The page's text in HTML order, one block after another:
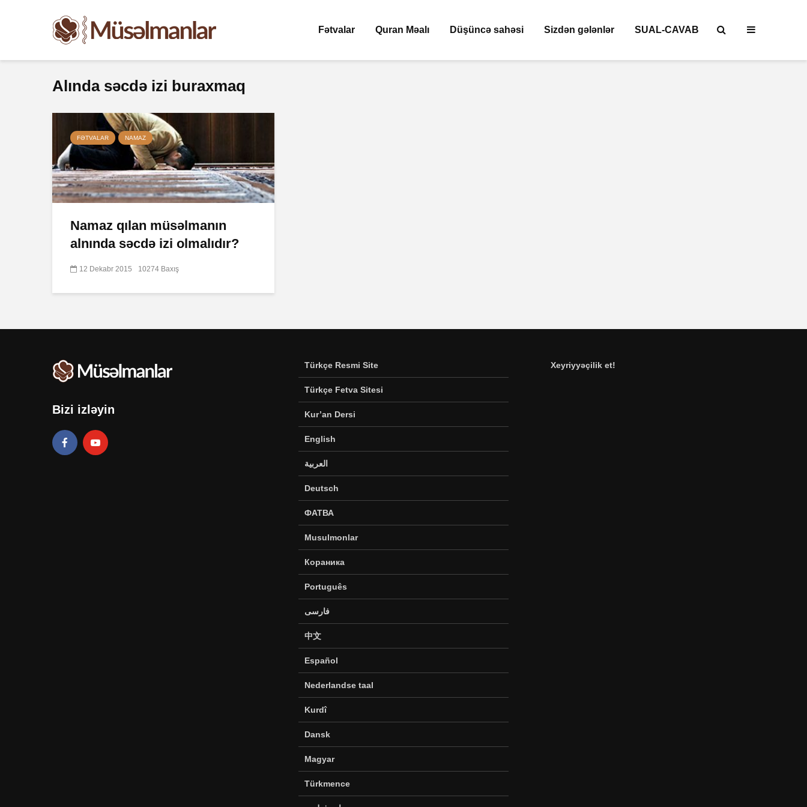
Fətvalar Quran Məalı Düşüncə sahəsi Sizdən gələnlər SUAL-CAVAB
Alında səcdə izi buraxmaq
FƏTVALAR NAMAZ
Namaz qılan müsəlmanın
alnında səcdə izi olmalıdır?
12 Dekabr 2015 10274 Baxış
Bizi izləyin
Türkçe Resmi Site
Türkçe Fetva Sitesi
Kur’an Dersi
English
العربية
Deutsch
ФАТВА
Musulmonlar
Кораника
Português
فارسی
中文
Español
Nederlandse taal
Kurdî
Dansk
Magyar
Türkmence
Xeyriyyəçilik et!